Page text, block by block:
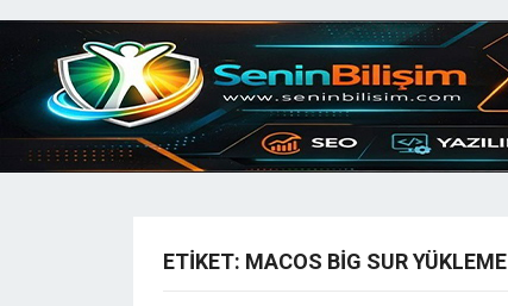
ETIKET: MACOS BIG SUR YÜKLEME